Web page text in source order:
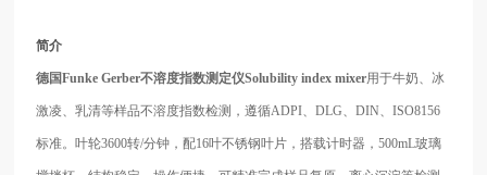
简介
德国Funke Gerber不溶度指数测定仪Solubility index mixer用于牛奶、冰
激凌、乳清等样品不溶度指数检测，遵循ADPI、DLG、DIN、ISO8156
标准。叶轮3600转/分钟，配16叶不锈钢叶片，搭载计时器，500mL玻璃